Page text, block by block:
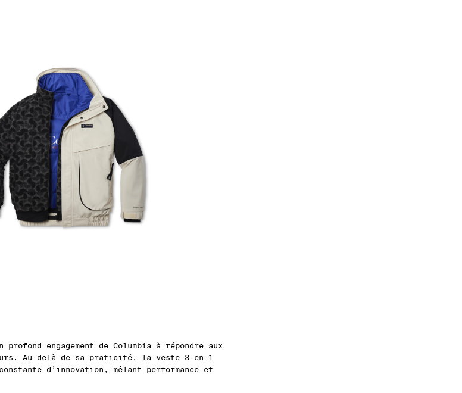
profond engagement de Columbia à répondre aux
Au-delà de sa praticité, la veste 3-en-1
d’innovation, mêlant performance et